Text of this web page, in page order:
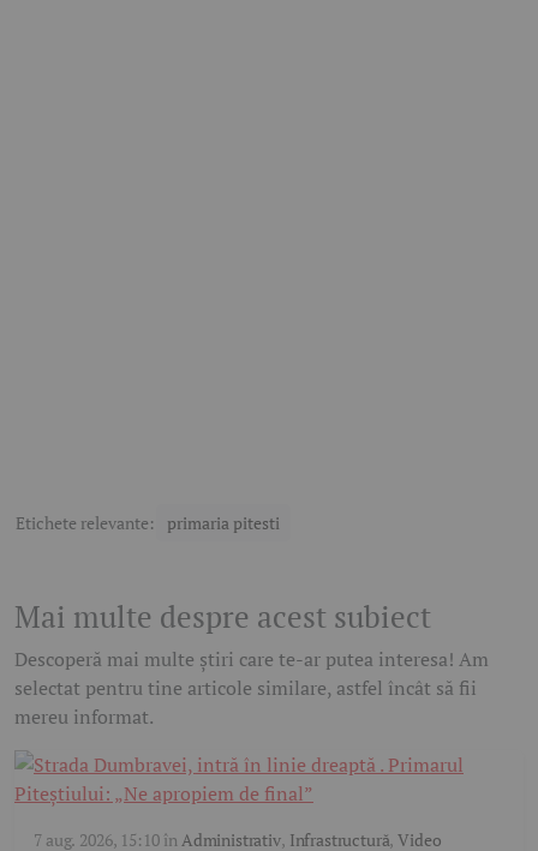
Etichete relevante: primaria pitesti
Mai multe despre acest subiect
Descoperă mai multe știri care te-ar putea interesa! Am
selectat pentru tine articole similare, astfel încât să fii
mereu informat.
7 aug. 2026, 15:10înAdministrativ, Infrastructură,Video